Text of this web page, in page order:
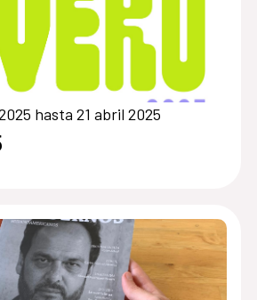
hasta 21 abril 2025